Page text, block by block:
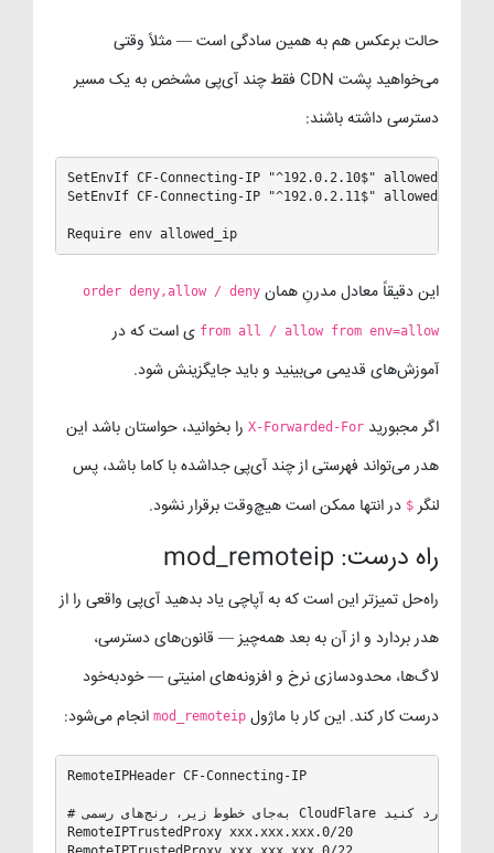
حالت برعکس هم به همین سادگی است — مثلاً وقتی
می‌خواهید پشت CDN فقط چند آی‌پی مشخص به یک مسیر
دسترسی داشته باشند:
SetEnvIf CF-Connecting-IP "^192.0.2.10$" allowed_ip
SetEnvIf CF-Connecting-IP "^192.0.2.11$" allowed_ip
Require env allowed_ip
این دقیقاً معادل مدرنِ همان order deny,allow / deny
from all / allow from env=allow ی است که در
آموزش‌های قدیمی می‌بینید و باید جایگزینش شود.
اگر مجبورید X-Forwarded-For را بخوانید، حواستان باشد این
هدر می‌تواند فهرستی از چند آی‌پی جداشده با کاما باشد، پس
لنگر $ در انتها ممکن است هیچ‌وقت برقرار نشود.
راه درست: mod_remoteip
راه‌حل تمیزتر این است که به آپاچی یاد بدهید آی‌پی واقعی را از
هدر بردارد و از آن به بعد همه‌چیز — قانون‌های دسترسی،
لاگ‌ها، محدودسازی نرخ و افزونه‌های امنیتی — خودبه‌خود
درست کار کند. این کار با ماژول mod_remoteip انجام می‌شود:
RemoteIPHeader CF-Connecting-IP
# به‌جای خطوط زیر، رنج‌های رسمی CloudFlare را یکی‌یکی وارد کنید
RemoteIPTrustedProxy xxx.xxx.xxx.0/20